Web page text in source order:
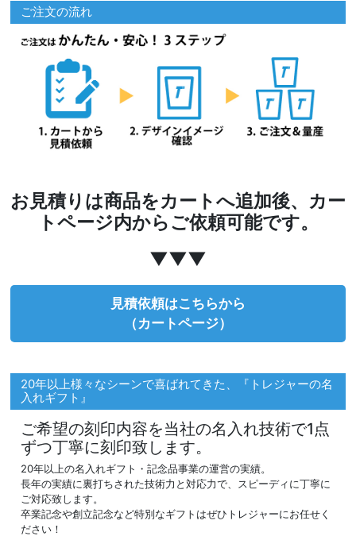
ご注文の流れ
お見積りは商品をカートへ追加後、カー
トページ内からご依頼可能です。
▼▼▼
見積依頼はこちらから
（カートページ）
20年以上様々なシーンで喜ばれてきた、『トレジャーの名
入れギフト』
ご希望の刻印内容を当社の名入れ技術で1点
ずつ丁寧に刻印致します。
20年以上の名入れギフト・記念品事業の運営の実績。
長年の実績に裏打ちされた技術力と対応力で、スピーディに丁寧に
ご対応致します。
卒業記念や創立記念など特別なギフトはぜひトレジャーにお任せく
ださい！